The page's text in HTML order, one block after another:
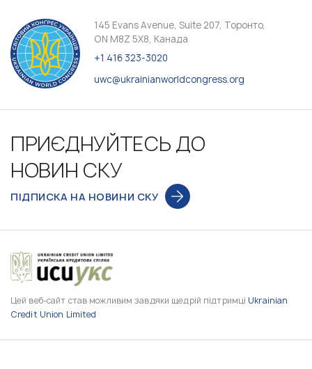
145 Evans Avenue, Suite 207, Торонто,
ON M8Z 5X8, Канада
+1 416 323-3020
uwc@ukrainianworldcongress.org
ПРИЄДНУЙТЕСЬ ДО
НОВИН СКУ
ПІДПИСКА НА НОВИНИ СКУ
Цей веб-сайт став можливим завдяки щедрій підтримці Ukrainian
Credit Union Limited